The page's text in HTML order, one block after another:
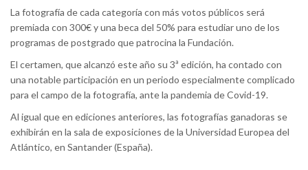
La fotografía de cada categoría con más votos públicos será
premiada con 300€ y una beca del 50% para estudiar uno de los
programas de postgrado que patrocina la Fundación.
El certamen, que alcanzó este año su 3ª edición, ha contado con
una notable participación en un periodo especialmente complicado
para el campo de la fotografía, ante la pandemia de Covid-19.
Al igual que en ediciones anteriores, las fotografías ganadoras se
exhibirán en la sala de exposiciones de la Universidad Europea del
Atlántico, en Santander (España).